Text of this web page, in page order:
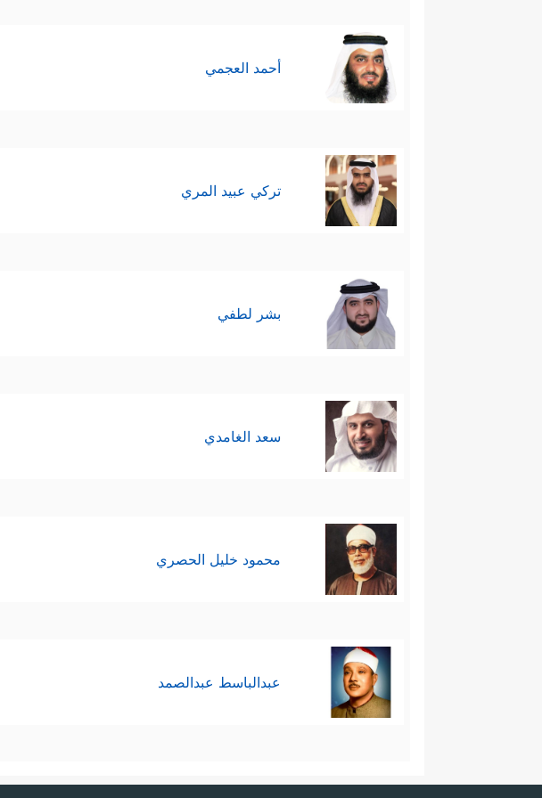
أحمد العجمي
تركي عبيد المري
بشر لطفي
سعد الغامدي
محمود خليل الحصري
عبدالباسط عبدالصمد